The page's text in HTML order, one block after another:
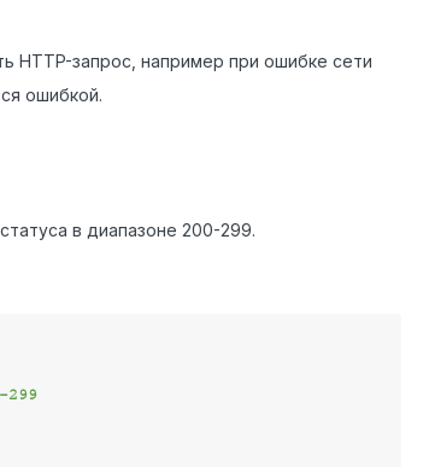
HTTP-запрос, например при ошибке сети
ошибкой.
в диапазоне 200-299.
299